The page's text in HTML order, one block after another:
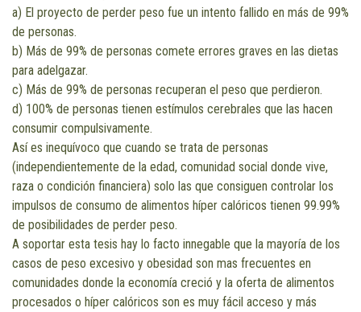
a) El proyecto de perder peso fue un intento fallido en más de 99%
de personas.
b) Más de 99% de personas comete errores graves en las dietas
para adelgazar.
c) Más de 99% de personas recuperan el peso que perdieron.
d) 100% de personas tienen estímulos cerebrales que las hacen
consumir compulsivamente.
Así es inequívoco que cuando se trata de personas
(independientemente de la edad, comunidad social donde vive,
raza o condición financiera) solo las que consiguen controlar los
impulsos de consumo de alimentos híper calóricos tienen 99.99%
de posibilidades de perder peso.
A soportar esta tesis hay lo facto innegable que la mayoría de los
casos de peso excesivo y obesidad son mas frecuentes en
comunidades donde la economía creció y la oferta de alimentos
procesados o híper calóricos son es muy fácil acceso y más